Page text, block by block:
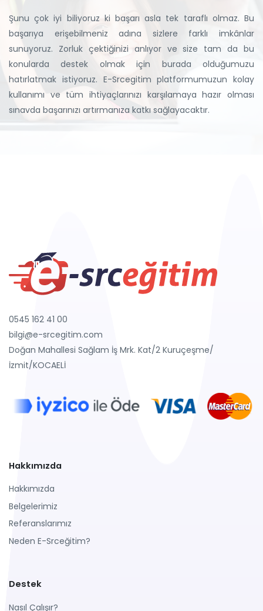
Şunu çok iyi biliyoruz ki başarı asla tek taraflı olmaz. Bu
başarıya erişebilmeniz adına sizlere farklı imkânlar
sunuyoruz. Zorluk çektiğinizi anlıyor ve size tam da bu
konularda destek olmak için burada olduğumuzu
hatırlatmak istiyoruz. E-Srcegitim platformumuzun kolay
kullanımı ve tüm ihtiyaçlarınızı karşılamaya hazır olması
sınavda başarınızı artırmanıza katkı sağlayacaktır.
0545 162 41 00
bilgi@e-srcegitim.com
Doğan Mahallesi Sağlam İş Mrk. Kat/2 Kuruçeşme/
İzmit/KOCAELİ
Hakkımızda
Hakkımızda
Belgelerimiz
Referanslarımız
Neden E-Srceğitim?
Destek
Nasıl Çalışır?